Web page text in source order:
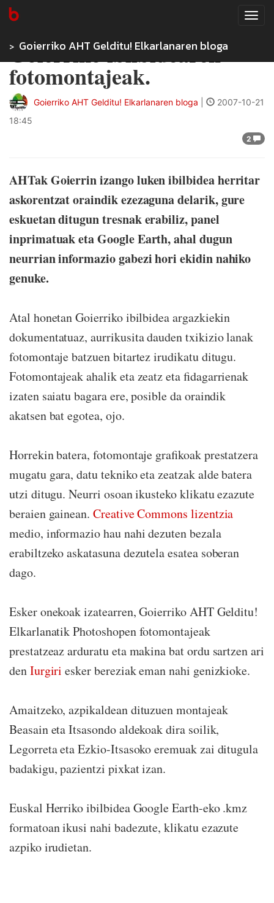
Goierriko AHT Gelditu! Elkarlanaren bloga
Goierriko ibilbidearen
fotomontajeak.
Goierriko AHT Gelditu! Elkarlanaren bloga
2007-10-21
18:45
2
AHTak Goierrin izango luken ibilbidea herritar
askorentzat oraindik ezezaguna delarik, gure
eskuetan ditugun tresnak erabiliz, panel
inprimatuak eta Google Earth, ahal dugun
neurrian informazio gabezi hori ekidin nahiko
genuke.
Atal honetan Goierriko ibilbidea argazkiekin
dokumentatuaz, aurrikusita dauden txikizio lanak
fotomontaje batzuen bitartez irudikatu ditugu.
Fotomontajeak ahalik eta zeatz eta fidagarrienak
izaten saiatu bagara ere, posible da oraindik
akatsen bat egotea, ojo.
Horrekin batera, fotomontaje grafikoak prestatzera
mugatu gara, datu tekniko eta zeatzak alde batera
utzi ditugu. Neurri osoan ikusteko klikatu ezazute
beraien gainean. Creative Commons lizentzia
medio, informazio hau nahi dezuten bezala
erabiltzeko askatasuna dezutela esatea soberan
dago.
Esker onekoak izatearren, Goierriko AHT Gelditu!
Elkarlanatik Photoshopen fotomontajeak
prestatzeaz arduratu eta makina bat ordu sartzen ari
denIurgiri esker bereziak eman nahi genizkioke.
Amaitzeko, azpikaldean dituzuen montajeak
Beasain eta Itsasondo aldekoak dira soilik,
Legorreta eta Ezkio-Itsasoko eremuak zai ditugula
badakigu, pazientzi pixkat izan.
Euskal Herriko ibilbidea Google Earth-eko .kmz
formatoan ikusi nahi badezute, klikatu ezazute
azpiko irudietan.